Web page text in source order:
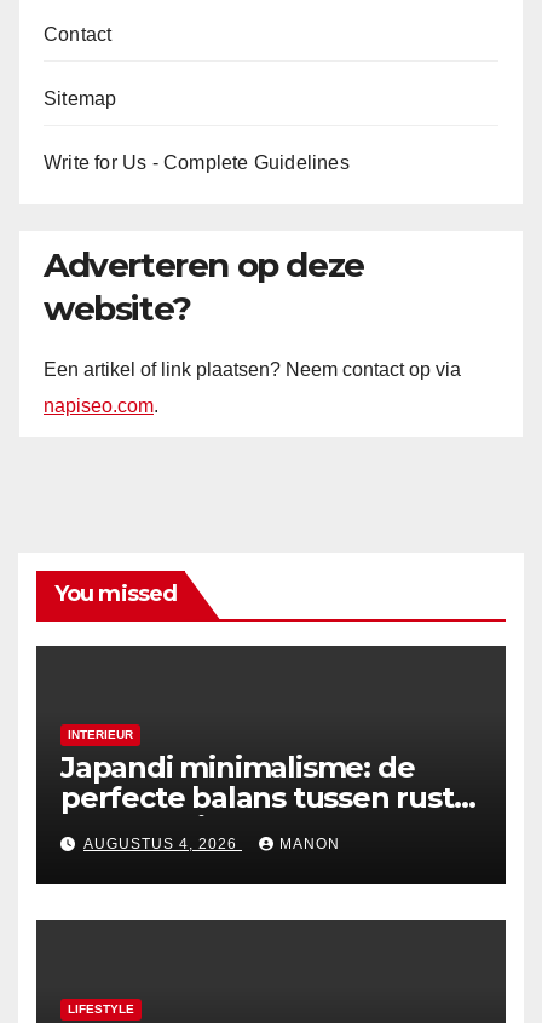
Contact
Sitemap
Write for Us - Complete Guidelines
Adverteren op deze
website?
Een artikel of link plaatsen? Neem contact op via
napiseo.com.
You missed
INTERIEUR
Japandi minimalisme: de
perfecte balans tussen rust
en esthetiek
AUGUSTUS 4, 2026 MANON
LIFESTYLE